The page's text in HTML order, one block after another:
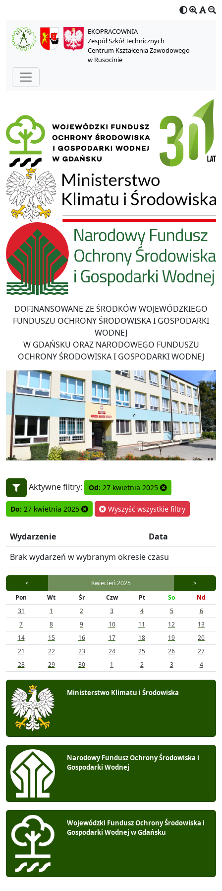
EKOPRACOWNIA
Zespół Szkół Technicznych
Centrum Kształcenia Zawodowego
w Rusocinie
DOFINANSOWANE ZE ŚRODKÓW WOJEWÓDZKIEGO
FUNDUSZU OCHRONY ŚRODOWISKA I GOSPODARKI
WODNEJ
W GDAŃSKU ORAZ NARODOWEGO FUNDUSZU
OCHRONY ŚRODOWISKA I GOSPODARKI WODNEJ
Aktywne filtry: Od: 27 kwietnia 2025
Do: 27 kwietnia 2025 Wyszyść wszystkie filtry
Wydarzenie
Data
Brak wydarzeń w wybranym okresie czasu
< Kwiecień 2025
>
Pon
Wt Śr Czw Pt So
Nd
31
1 2 3 4 5
6
7
8 9 10 11 12
13
14
15 16 17 18 19
20
21
22 23 24 25 26
27
28
29 30 1 2 3 4
Ministerstwo Klimatu i Środowiska
Narodowy Fundusz Ochrony Środowiska i
Gospodarki Wodnej
Wojewódzki Fundusz Ochrony Środowiska i
Gospodarki Wodnej w Gdańsku